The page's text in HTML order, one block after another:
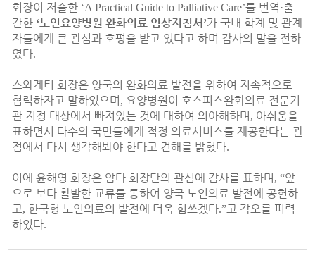
회장이 저술한 ‘A Practical Guide to Palliative Care’를 번역 ·출
간한 ‘노인요양병원 완화의료 임상지침서 ’가 국내 학계 및 관계
자들에게 큰 관심과 호평을 받고 있다고 하며 감사의 말을 전하
였다.
스와게티 회장은 양국의 완화의료 발전을 위하여 지속적으로
협력하자고 말하였으며 , 요양병원이 호스피스완화의료 전문기
관 지정 대상에서 빠져있는 것에 대하여 의아해하며 , 아쉬움을
표하면서 다수의 국민들에게 적정 의료서비스를 제공한다는 관
점에서 다시 생각해봐야 한다고 견해를 밝혔다.
이에 윤해영 회장은 암다 회장단의 관심에 감사를 표하며 , “앞
으로 보다 활발한 교류를 통하여 양국 노인의료 발전에 공헌하
고, 한국형 노인의료의 발전에 더욱 힘쓰겠다.”고 각오를 피력
하였다.